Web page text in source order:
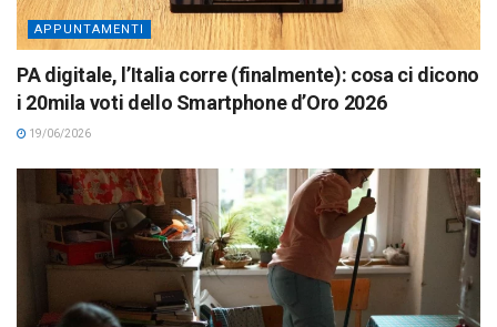
APPUNTAMENTI
PA digitale, l’Italia corre (finalmente): cosa ci dicono
i 20mila voti dello Smartphone d’Oro 2026
19/06/2026